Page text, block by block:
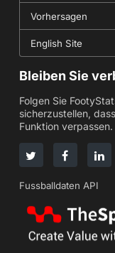
Vorhersagen
English Site
Bleiben Sie
Folgen Sie
sicherzustellen,
Funktion verpassen.
Fussballdaten API